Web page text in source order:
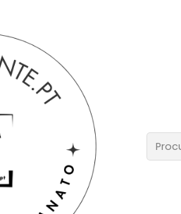
DESCONTO
CESTA BOLEIRA FEITA À MÃO
€27,70